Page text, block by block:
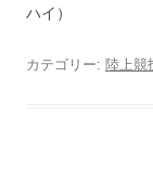
ハイ）
カテゴリー: 陸上競